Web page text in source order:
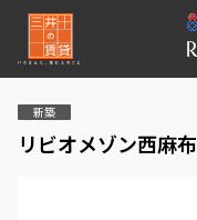
新築
リビオメゾン西麻布